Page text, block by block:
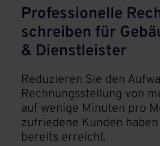
Professionelle
schreiben für
& Dienstleister
Reduzieren Sie den
Rechnungsstellung von
auf wenige Minuten pro
zufriedene Kunden
bereits erreicht.